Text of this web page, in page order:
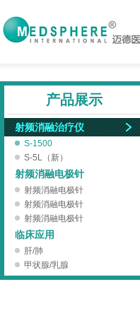
产品展示
射频消融治疗仪
S-1500
S-5L（新）
射频消融电极针
射频消融电极针
射频消融电极针
射频消融电极针
临床应用
肝/肺
甲状腺/乳腺